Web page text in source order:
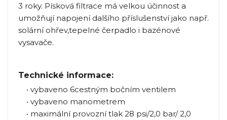
3 roky. Písková filtrace má velkou účinnost a
umožňují napojení dalšího příslušenství jako např.
solární ohřev,tepelné čerpadlo i bazénové
vysavače.
Technické informace:
• vybaveno 6cestným bočním ventilem
• vybaveno manometrem
• maximální provozní tlak 28 psi/2,0 bar/ 2,0